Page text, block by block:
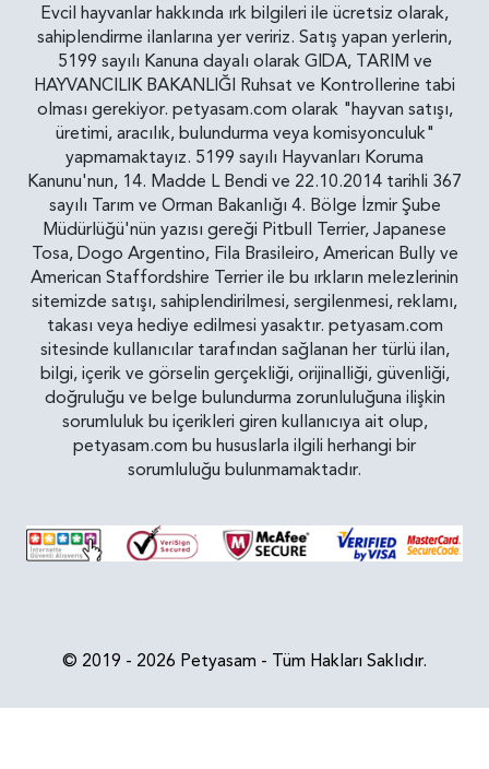
Evcil hayvanlar hakkında ırk bilgileri ile ücretsiz olarak,
sahiplendirme ilanlarına yer veririz. Satış yapan yerlerin,
5199 sayılı Kanuna dayalı olarak GIDA, TARIM ve
HAYVANCILIK BAKANLIĞI Ruhsat ve Kontrollerine tabi
olması gerekiyor. petyasam.com olarak "hayvan satışı,
üretimi, aracılık, bulundurma veya komisyonculuk"
yapmamaktayız. 5199 sayılı Hayvanları Koruma
Kanunu'nun, 14. Madde L Bendi ve 22.10.2014 tarihli 367
sayılı Tarım ve Orman Bakanlığı 4. Bölge İzmir Şube
Müdürlüğü'nün yazısı gereği Pitbull Terrier, Japanese
Tosa, Dogo Argentino, Fila Brasileiro, American Bully ve
American Staffordshire Terrier ile bu ırkların melezlerinin
sitemizde satışı, sahiplendirilmesi, sergilenmesi, reklamı,
takası veya hediye edilmesi yasaktır. petyasam.com
sitesinde kullanıcılar tarafından sağlanan her türlü ilan,
bilgi, içerik ve görselin gerçekliği, orijinalliği, güvenliği,
doğruluğu ve belge bulundurma zorunluluğuna ilişkin
sorumluluk bu içerikleri giren kullanıcıya ait olup,
petyasam.com bu hususlarla ilgili herhangi bir
sorumluluğu bulunmamaktadır.
© 2019 - 2026 Petyasam - Tüm Hakları Saklıdır.